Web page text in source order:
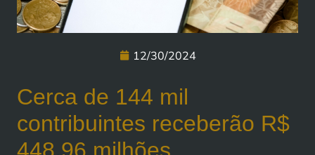
12/30/2024
Cerca de 144 mil
contribuintes receberão R$